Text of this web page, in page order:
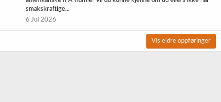
smakskraftige...
6 Jul 2026
Vis eldre oppføringer